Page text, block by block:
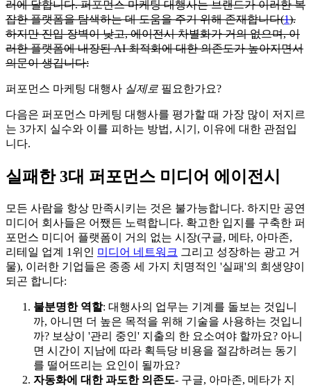
러에 달합니다. 퍼포먼스 마케팅 대행사는 브랜드가 이러한 복
잡한 플랫폼을 탐색하는 데 도움을 주기 위해 존재합니다(1).
하지만 진입 장벽이 낮고, 에이전시 차별화가 거의 없으며, 이
러한 플랫폼에 내장된 AI 최적화에 대한 의존도가 높아지면서
의문이 생깁니다:
퍼포먼스 마케팅 대행사 실제로 필요한가요?
다음은 퍼포먼스 마케팅 대행사를 평가할 때 가장 많이 저지르
는 3가지 실수와 이를 피하는 방법, 시기, 이유에 대한 관점입
니다.
실패한 3대 퍼포먼스 미디어 에이전시
모든 사람을 항상 만족시키는 것은 불가능합니다. 하지만 공연
미디어 회사들은 어쨌든 노력합니다. 확고한 입지를 구축한 퍼
포먼스 미디어 플랫폼이 거의 없는 시장(구글, 메타, 아마존,
리테일 업계 1위인 미디어 네트워크 그리고 성장하는 광고 거
물), 이러한 기업들은 종종 세 가지 치명적인 '실패'의 희생양이
되곤 합니다:
불분명한 역할: 대행사의 업무는 기계를 돌보는 것입니
까, 아니면 더 높은 목적을 위해 기술을 사용하는 것입니
까? 보상이 '관리 중인' 지출의 한 요소여야 할까요? 아니
면 시간이 지남에 따라 획득당 비용을 절감하려는 동기
를 떨어뜨리는 요인이 될까요?
자동화에 대한 과도한 의존도- 구글, 아마존, 메타가 지